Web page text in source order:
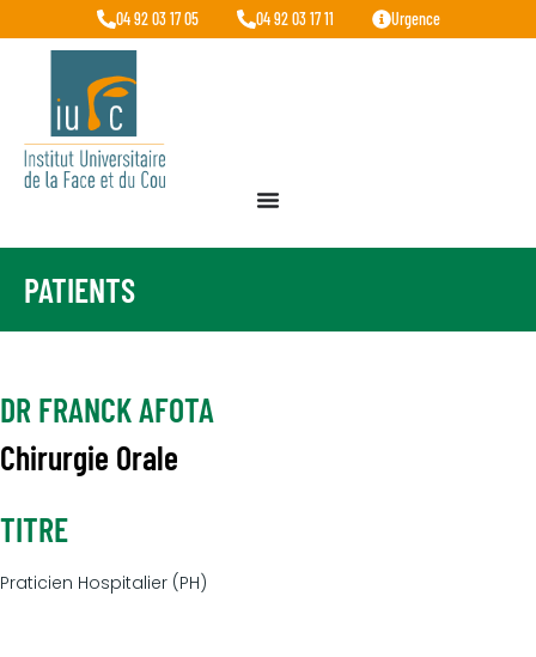
04 92 03 17 05 04 92 03 17 11 Urgence
PATIENTS
DR FRANCK AFOTA
Chirurgie Orale
TITRE
Praticien Hospitalier (PH)